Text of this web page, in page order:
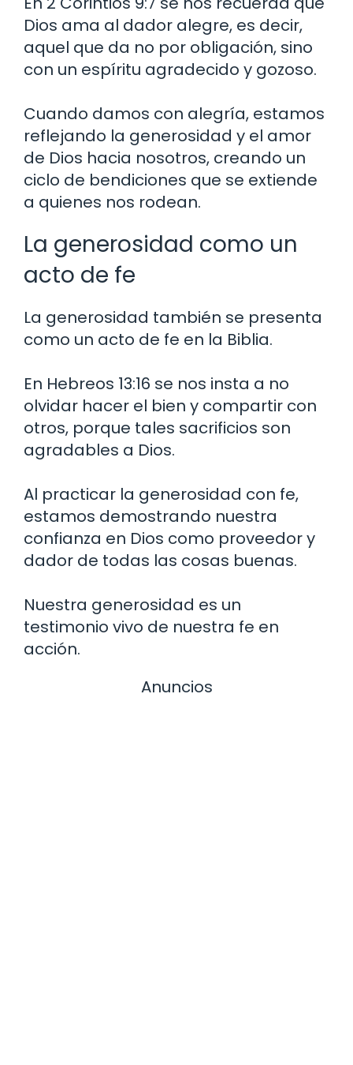
Dios ama al dador alegre, es decir,
aquel que da no por obligación, sino
con un espíritu agradecido y gozoso.
Cuando damos con alegría, estamos
reflejando la generosidad y el amor
de Dios hacia nosotros, creando un
ciclo de bendiciones que se extiende
a quienes nos rodean.
La generosidad como un
acto de fe
La generosidad también se presenta
como un acto de fe en la Biblia.
En Hebreos 13:16 se nos insta a no
olvidar hacer el bien y compartir con
otros, porque tales sacrificios son
agradables a Dios.
Al practicar la generosidad con fe,
estamos demostrando nuestra
confianza en Dios como proveedor y
dador de todas las cosas buenas.
Nuestra generosidad es un
testimonio vivo de nuestra fe en
acción.
Anuncios